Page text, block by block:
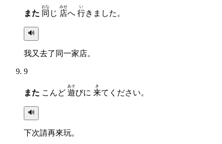
また 同
おな
じ 店
みせ
へ 行
い
きました。
🔊
我又去了同一家店。
9
また こんど 遊
あそ
びに 来
き
てください。
🔊
下次請再來玩。